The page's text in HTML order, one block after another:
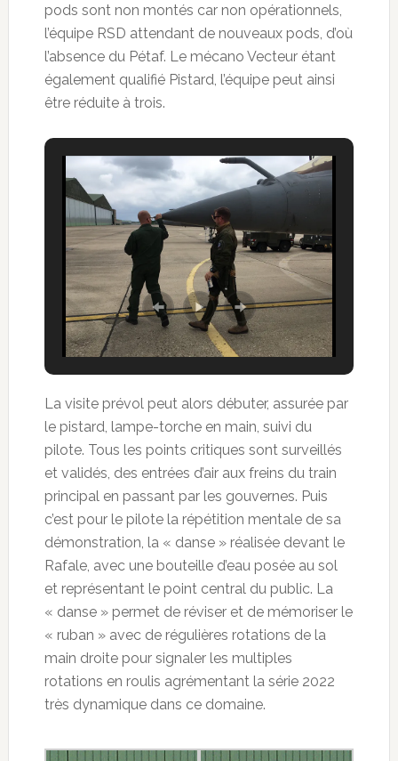
pods sont non montés car non opérationnels,
l’équipe RSD attendant de nouveaux pods, d’où
l’absence du Pétaf. Le mécano Vecteur étant
également qualifié Pistard, l’équipe peut ainsi
être réduite à trois.
La visite prévol peut alors débuter, assurée par
le pistard, lampe-torche en main, suivi du
pilote. Tous les points critiques sont surveillés
et validés, des entrées d’air aux freins du train
principal en passant par les gouvernes. Puis
c’est pour le pilote la répétition mentale de sa
démonstration, la « danse » réalisée devant le
Rafale, avec une bouteille d’eau posée au sol
et représentant le point central du public. La
« danse » permet de réviser et de mémoriser le
« ruban » avec de régulières rotations de la
main droite pour signaler les multiples
rotations en roulis agrémentant la série 2022
très dynamique dans ce domaine.